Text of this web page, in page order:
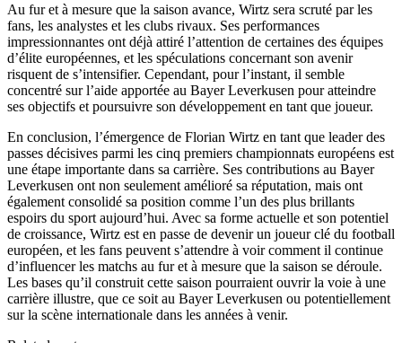
Au fur et à mesure que la saison avance, Wirtz sera scruté par les
fans, les analystes et les clubs rivaux. Ses performances
impressionnantes ont déjà attiré l’attention de certaines des équipes
d’élite européennes, et les spéculations concernant son avenir
risquent de s’intensifier. Cependant, pour l’instant, il semble
concentré sur l’aide apportée au Bayer Leverkusen pour atteindre
ses objectifs et poursuivre son développement en tant que joueur.
En conclusion, l’émergence de Florian Wirtz en tant que leader des
passes décisives parmi les cinq premiers championnats européens est
une étape importante dans sa carrière. Ses contributions au Bayer
Leverkusen ont non seulement amélioré sa réputation, mais ont
également consolidé sa position comme l’un des plus brillants
espoirs du sport aujourd’hui. Avec sa forme actuelle et son potentiel
de croissance, Wirtz est en passe de devenir un joueur clé du football
européen, et les fans peuvent s’attendre à voir comment il continue
d’influencer les matchs au fur et à mesure que la saison se déroule.
Les bases qu’il construit cette saison pourraient ouvrir la voie à une
carrière illustre, que ce soit au Bayer Leverkusen ou potentiellement
sur la scène internationale dans les années à venir.